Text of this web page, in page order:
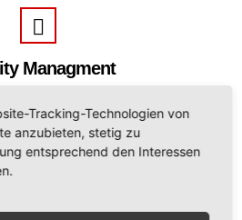
Managment
Facility Management – so modern der
haben nur grobe Vorstellungen worum
dem Begriff Facility Managment versteht
des Hausmeisters wie es üblicherweise
trägt zur optimalen Nutzung eines
Tracking-Technologien von
anzubieten, stetig zu
entsprechend den Interessen